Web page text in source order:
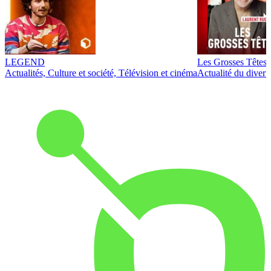
LEGEND
Actualités, Culture et société, Télévision et cinéma
Les Grosses Têtes
Actualité du